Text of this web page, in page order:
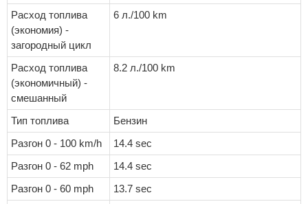
Расход топлива
(экономия) -
загородный цикл
6 л./100 km
Расход топлива
(экономичный) -
смешанный
8.2 л./100 km
Тип топлива
Бензин
Разгон 0 - 100 km/h
14.4 sec
Разгон 0 - 62 mph
14.4 sec
Разгон 0 - 60 mph
13.7 sec